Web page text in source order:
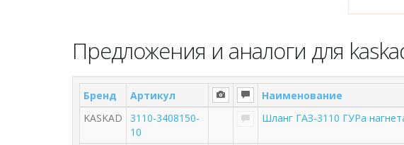
Предложения и аналоги для
Бренд Артикул Наименование
KASKAD
3110-3408150-
10
Шланг ГАЗ-3110 ГУРа